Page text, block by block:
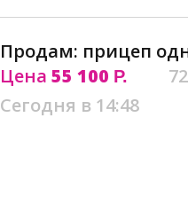
Продам: прицеп
Цена 55 100 Р.
Сегодня в 14:48